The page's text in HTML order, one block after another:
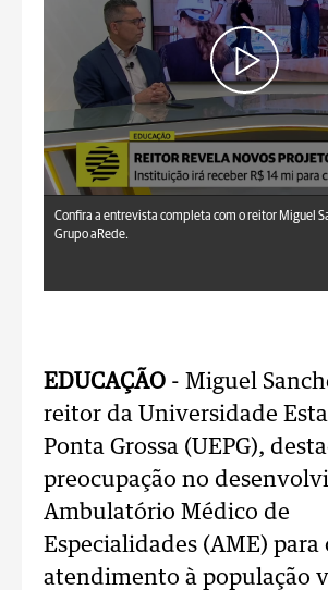
Confira a entrevista completa com o reitor Miguel
Grupo aRede.
EDUCAÇÃO - Miguel
reitor da Universidade
Ponta Grossa (UEPG),
preocupação no
Ambulatório Médico de
Especialidades (AME) para
atendimento à população